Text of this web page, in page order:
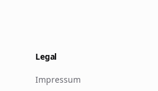
Legal
Impressum